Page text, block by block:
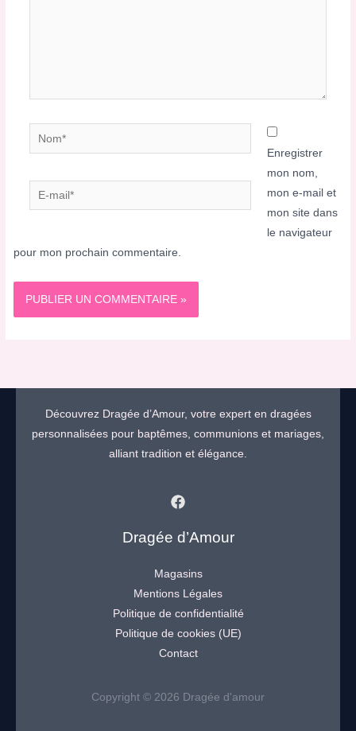
Nom*
E-
mail*
Enregistrer
mon nom,
mon e-mail et
mon site dans
le navigateur
pour mon prochain commentaire.
Découvrez Dragée d’Amour, votre expert en dragées
personnalisées pour baptêmes, communions et mariages,
alliant tradition et élégance.
Dragée d’Amour
Magasins
Mentions Légales
Politique de confidentialité
Politique de cookies (UE)
Contact
Copyright © 2026 Dragée d'amour